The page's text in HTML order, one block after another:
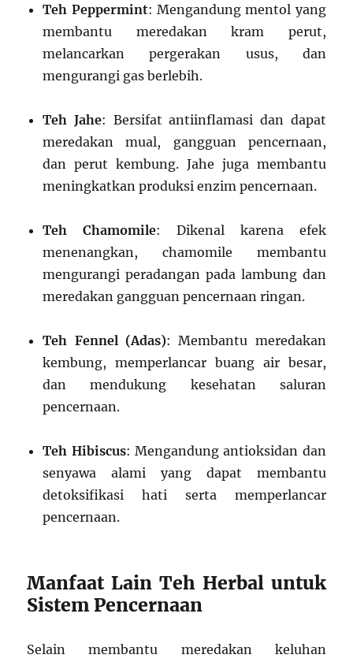
Teh Peppermint: Mengandung mentol yang
membantu meredakan kram perut,
melancarkan pergerakan usus, dan
mengurangi gas berlebih.
Teh Jahe: Bersifat antiinflamasi dan dapat
meredakan mual, gangguan pencernaan,
dan perut kembung. Jahe juga membantu
meningkatkan produksi enzim pencernaan.
Teh Chamomile: Dikenal karena efek
menenangkan, chamomile membantu
mengurangi peradangan pada lambung dan
meredakan gangguan pencernaan ringan.
Teh Fennel (Adas): Membantu meredakan
kembung, memperlancar buang air besar,
dan mendukung kesehatan saluran
pencernaan.
Teh Hibiscus: Mengandung antioksidan dan
senyawa alami yang dapat membantu
detoksifikasi hati serta memperlancar
pencernaan.
Manfaat Lain Teh Herbal untuk
Sistem Pencernaan
Selain membantu meredakan keluhan